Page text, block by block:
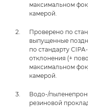
максимальном
камерой.
Проверено по
выпущенные
по стандарту
отклонения (+
максимальном
камерой.
Водо-/
резиновой